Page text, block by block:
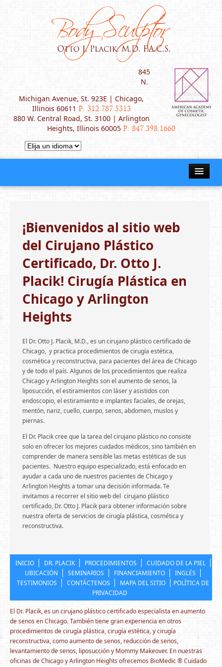
845
N.
Michigan Avenue, St. 923E | Chicago,
Illinois 60611 P: 312.787.5313
880 W. Central Road, St. 3100 | Arlington
Heights, Illinois 60005 P: 847.398.1660
GALERÍA DE FOTOS
FINANCIAMIENTO
TESTIMONIOS
BLOG
¡Bienvenidos al sitio web
del Cirujano Plástico
Certificado, Dr. Otto J.
Placik! Cirugía Plástica en
Chicago y Arlington
Heights
El Dr. Otto J. Placik, M.D., es un cirujano plástico certificado de
Chicago, y practica procedimientos de cirugía estética,
cosmética y reconstructiva, para pacientes del área de Chicago
y de todo el país. Algunos de los procedimientos que realiza
Chicago y Arlington Heights son el aumento de senos, la
liposucción, el estiramientos con láser y asistidos con
endoscopio, el estiramiento e implantes faciales, de orejas,
mentón, nariz, cuello, cuerpo, senos, abdomen, muslos y
piernas.
El Dr. Placik cree que la tarea del cirujano plástico no consiste
solo en ofrecer los mejores cuidados médicos, sino también en
comprender de manera sensible las metas estéticas de sus
pacientes. Nuestro equipo especializado, está enfocado en
ayudar a cada uno de nuestros pacientes de Chicago y
Arlington Heights a tomar una decisión informada. Te
invitamos a recorrer el sitio web del cirujano plástico
certificado, Dr. Otto J. Placik para obtener información sobre
nuestra oferta de servicios de cirugía plástica, cosmética y
reconstructiva.
INICIO DR. PLACIK PROCEDIMIENTOS
CUIDADO DE LA PIEL
UBICACIÓN
SEMINARIOS FINANCIAMIENTO
INGLÉS
TESTIMONIOS
CONTÁCTENOS MAPA DEL SITIO
POLÍTICA DE
PRIVACIDAD
El Dr. Placik, es un cirujano plástico certificado especialista en aumento
de senos en Chicago. También tiene gran experiencia en otros
procedimientos de cirugía plástica, cirugía estética, y cirugía
reconstructiva, como aumento de senos, reducción de senos,
levantamiento de senos, liposucción y Mommy Makeover. En nuestras
oficinas de Chicago y Arlington Heights ofrecemos BioMedic ® Cuidado